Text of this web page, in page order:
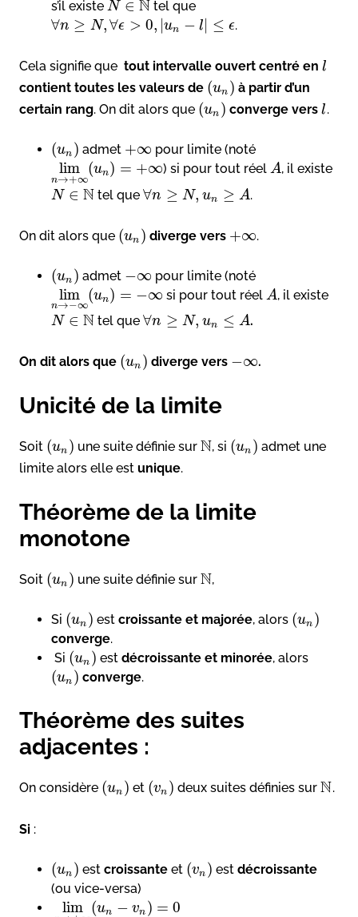
s’il existe N ∈ N tel que
∀n ≥ N, ∀ϵ > 0, |un − l ≤ ϵ.
Cela signifie que tout intervalle ouvert centré en l
contient toutes les valeurs de (un ) à partir d’un
certain rang. On dit alors que (un ) converge versl.
(un ) admet +∞ pour limite (noté
lim
n→+∞
(un) = +∞) si pour tout réelA, il existe
N ∈ N tel que∀n ≥ N, un ≥ A.
On dit alors que (un ) diverge vers +∞.
(un ) admet −∞ pour limite (noté
lim
n→−∞
(un) = −∞ si pour tout réel A, il existe
N ∈ N tel que∀n ≥ N, un ≤ A.
On dit alors que (un ) diverge vers −∞.
Unicité de la limite
Soit (un ) une suite définie surN, si (un ) admet une
limite alors elle est unique.
Théorème de la limite
monotone
Soit (un ) une suite définie surN,
Si (un ) estcroissante et majorée, alors (un )
converge.
Si (un ) estdécroissante et minorée, alors
(un ) converge.
Théorème des suites
adjacentes :
On considère (un ) et (vn ) deux suites définies surN.
Si :
(un ) estcroissante et (vn ) estdécroissante
(ou vice-versa)
lim (un − vn ) = 0